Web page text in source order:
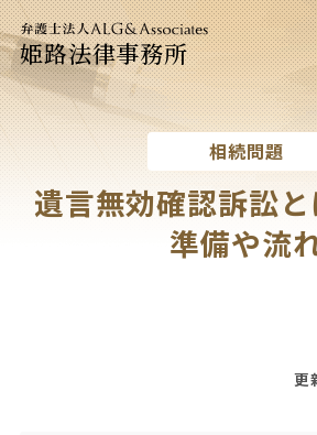
姫路法律事務所
相続問題
遺言無効確認訴訟
準備や流
更